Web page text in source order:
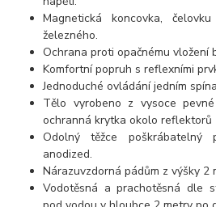
Magnetická koncovka,
železného.
Ochrana proti opačnému vložení
Komfortní popruh s reflexními
Jednoduché ovládání jedním
Tělo vyrobeno z vysoce
ochranná krytka okolo reflektorů
Odolný těžce
anodized.
Nárazuvzdorná pádům z výšky 2
Vodotěsná a prachotěsná dle